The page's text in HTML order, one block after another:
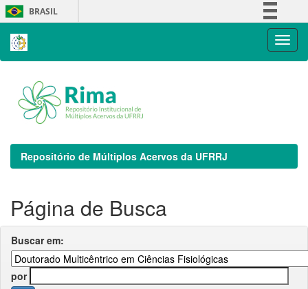
Skip
navigation
BRASIL
Repositório de Múltiplos Acervos da UFRRJ
Página de Busca
Buscar em:
por